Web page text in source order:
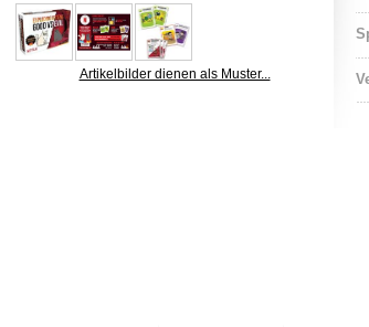
Artikelbilder dienen als Muster...